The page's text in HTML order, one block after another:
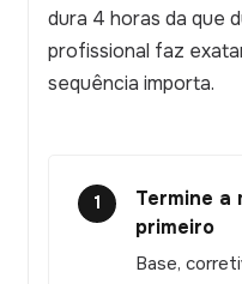
dura 4 horas da que
profissional faz
sequência importa.
1
Termine a
primeiro
Base,